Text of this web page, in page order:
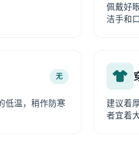
佩戴好
洁手和
无
低温，稍作防寒
建议着
者宜着